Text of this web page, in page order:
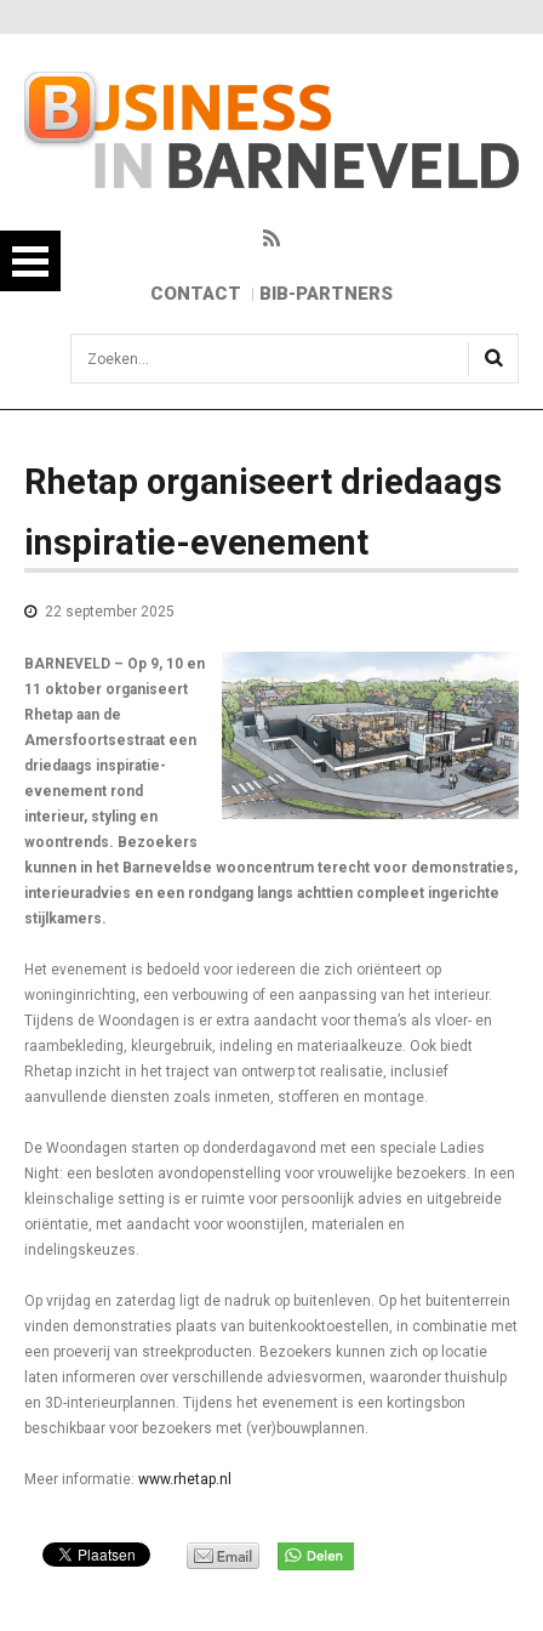
CONTACT BIB-PARTNERS
sisea.search
Rhetap organiseert driedaags
inspiratie-evenement
22 september 2025
BARNEVELD – Op 9, 10 en
11 oktober organiseert
Rhetap aan de
Amersfoortsestraat een
driedaags inspiratie-
evenement rond
interieur, styling en
woontrends. Bezoekers
kunnen in het Barneveldse wooncentrum terecht voor demonstraties,
interieuradvies en een rondgang langs achttien compleet ingerichte
stijlkamers.
Het evenement is bedoeld voor iedereen die zich oriënteert op
woninginrichting, een verbouwing of een aanpassing van het interieur.
Tijdens de Woondagen is er extra aandacht voor thema’s als vloer- en
raambekleding, kleurgebruik, indeling en materiaalkeuze. Ook biedt
Rhetap inzicht in het traject van ontwerp tot realisatie, inclusief
aanvullende diensten zoals inmeten, stofferen en montage.
De Woondagen starten op donderdagavond met een speciale Ladies
Night: een besloten avondopenstelling voor vrouwelijke bezoekers. In een
kleinschalige setting is er ruimte voor persoonlijk advies en uitgebreide
oriëntatie, met aandacht voor woonstijlen, materialen en
indelingskeuzes.
Op vrijdag en zaterdag ligt de nadruk op buitenleven. Op het buitenterrein
vinden demonstraties plaats van buitenkooktoestellen, in combinatie met
een proeverij van streekproducten. Bezoekers kunnen zich op locatie
laten informeren over verschillende adviesvormen, waaronder thuishulp
en 3D-interieurplannen. Tijdens het evenement is een kortingsbon
beschikbaar voor bezoekers met (ver)bouwplannen.
Meer informatie: www.rhetap.nl